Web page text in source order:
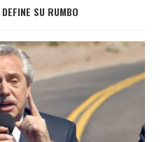
SU RUMBO